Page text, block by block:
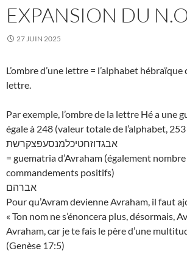
EXPANSION DU
27 JUIN 2025
L’ombre d’une lettre = l’alphabet
lettre.
Par exemple, l’ombre de la lettre Hé a une
égale à 248 (valeur totale de l’alphabet, 253
אבגדוזחטיכלמנסעפצקרשת
= guematria d’Avraham (également
commandements positifs)
אברהם
Pour qu’Avram devienne Avraham, il faut
« Ton nom ne s’énoncera plus, désormais,
Avraham, car je te fais le père d’une
(Genèse 17:5)